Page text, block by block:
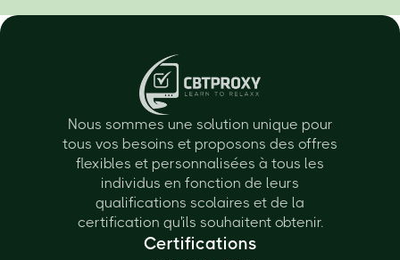
Nous sommes une solution unique pour
tous vos besoins et proposons des offres
flexibles et personnalisées à tous les
individus en fonction de leurs
qualifications scolaires et de la
certification qu'ils souhaitent obtenir.
Certifications